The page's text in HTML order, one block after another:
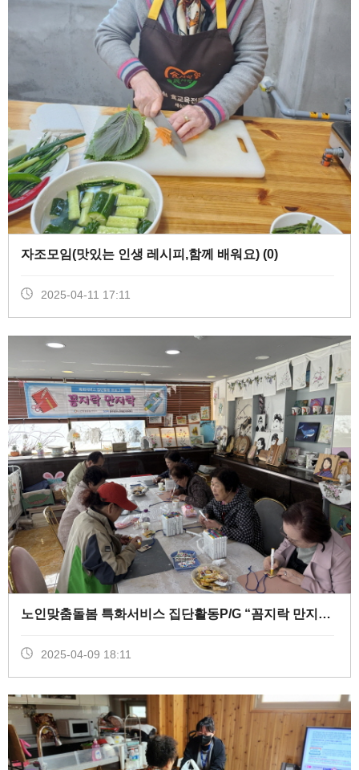
자조모임(맛있는 인생 레시피,함께 배워요) (0)
2025-04-11 17:11
노인맞춤돌봄 특화서비스 집단활동P/G “꼼지락 만지락” 지원(1회기) (
2025-04-09 18:11